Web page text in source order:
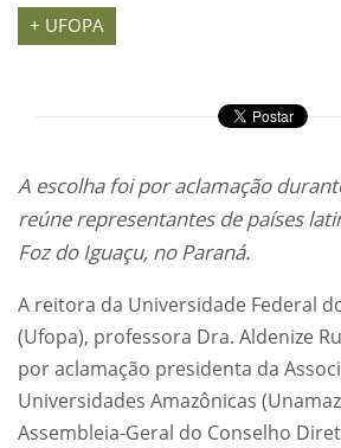
+ UFOPA
A escolha foi por aclamação
reúne representantes de países
Foz do Iguaçu, no Paraná.
A reitora da Universidade Federal
(Ufopa), professora Dra. Aldenize
por aclamação presidenta da
Universidades Amazônicas
Assembleia-Geral do Conselho